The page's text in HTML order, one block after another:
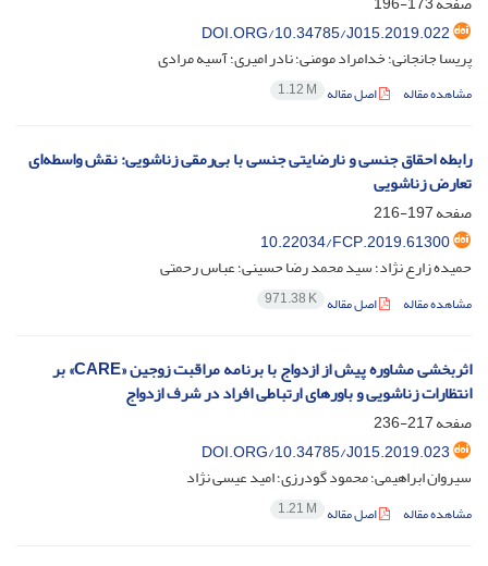
DOI.ORG/10.34785/J015.2019.022
پریسا جانجانی؛ خدامراد مومنی؛ نادر امیری؛ آسیه مرادی
مشاهده مقاله اصل مقاله 1.12 M
رابطه احقاق جنسی و نارضایتی جنسی با بی‌رمقی زناشویی: نقش واسطه‌ای
تعارض زناشویی
صفحه197-216
10.22034/FCP.2019.61300
حمیده زارع نژاد؛ سید محمد رضا حسینی؛ عباس رحمتی
مشاهده مقاله اصل مقاله 971.38 K
اثربخشی مشاوره پیش از ازدواج با برنامه مراقبت زوجین «CARE» بر
انتظارات زناشویی و باورهای ارتباطی افراد در شرف ازدواج
صفحه217-236
DOI.ORG/10.34785/J015.2019.023
سیروان ابراهیمی؛ محمود گودرزی؛ امید عیسی نژاد
مشاهده مقاله اصل مقاله 1.21 M